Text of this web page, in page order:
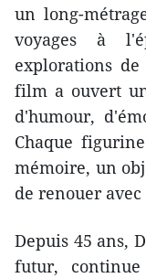
un long-
voyages à
explorations de
film a ouvert
d'humour,
Chaque
mémoire, un
de renouer
Depuis 45 ans,
futur,